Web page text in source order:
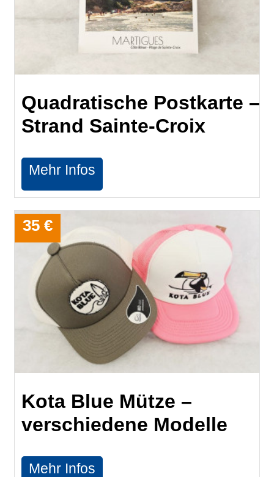
Quadratische Postkarte –
Strand Sainte-Croix
Mehr Infos
Kota Blue Mütze –
verschiedene Modelle
35 €
Mehr Infos